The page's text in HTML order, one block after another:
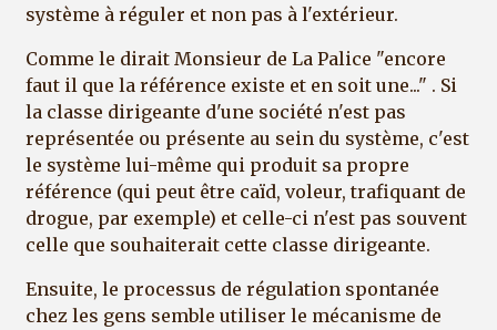
système à réguler et non pas à l'extérieur.
Comme le dirait Monsieur de La Palice "encore
faut il que la référence existe et en soit une..." . Si
la classe dirigeante d'une société n'est pas
représentée ou présente au sein du système, c'est
le système lui-même qui produit sa propre
référence (qui peut être caïd, voleur, trafiquant de
drogue, par exemple) et celle-ci n'est pas souvent
celle que souhaiterait cette classe dirigeante.
Ensuite, le processus de régulation spontanée
chez les gens semble utiliser le mécanisme de